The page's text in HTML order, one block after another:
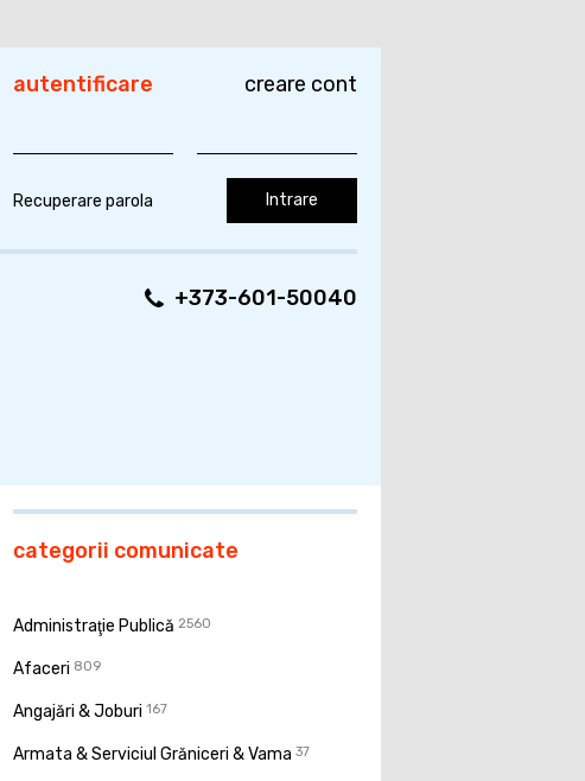
+373-601-50040
autentificare creare cont
Recuperare parola
categorii comunicate
Administraţie Publică 2560
Afaceri 809
Angajări & Joburi 167
Armata & Serviciul Grăniceri & Vama 37